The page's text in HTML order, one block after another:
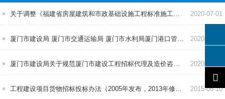
关于调整《福建省房屋建筑和市政基础设施工程标准施工招标文件》（2017年修订版）部分条款的通知 2020-07-01
厦门市建设局 厦门市交通运输局 厦门市水利局厦门港口管理局关于进一步规范公路水运水利等专业工程招标业绩设置的若干意见 2020-07-01
厦门市建设局关于规范厦门市建设工程招标代理及造价咨询服务费结算支付的通知 2020-05-20
工程建设项目货物招标投标办法（2005年发布，2013年修正） 2015-06-10